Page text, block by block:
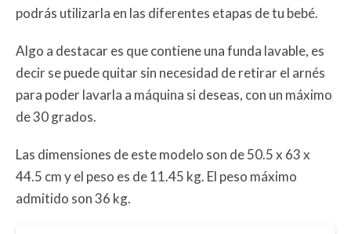
podrás utilizarla en las diferentes etapas de tu bebé.
Algo a destacar es que contiene una funda lavable, es
decir se puede quitar sin necesidad de retirar el arnés
para poder lavarla a máquina si deseas, con un máximo
de 30 grados.
Las dimensiones de este modelo son de 50.5 x 63 x
44.5 cm y el peso es de 11.45 kg. El peso máximo
admitido son 36 kg.